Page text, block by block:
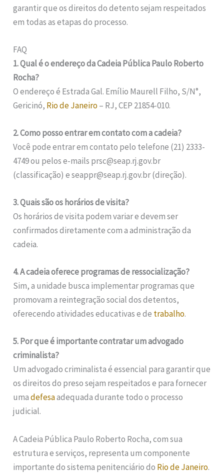
garantir que os direitos do detento sejam respeitados
em todas as etapas do processo.
FAQ
1. Qual é o endereço da Cadeia Pública Paulo Roberto
Rocha?
O endereço é Estrada Gal. Emílio Maurell Filho, S/N°,
Gericinó, Rio de Janeiro– RJ, CEP 21854-010.
2. Como posso entrar em contato com a cadeia?
Você pode entrar em contato pelo telefone (21) 2333-
4749 ou pelos e-mails prsc@seap.rj.gov.br
(classificação) e seappr@seap.rj.gov.br (direção).
3. Quais são os horários de visita?
Os horários de visita podem variar e devem ser
confirmados diretamente com a administração da
cadeia.
4. A cadeia oferece programas de ressocialização?
Sim, a unidade busca implementar programas que
promovam a reintegração social dos detentos,
oferecendo atividades educativas e de trabalho.
5. Por que é importante contratar um advogado
criminalista?
Um advogado criminalista é essencial para garantir que
os direitos do preso sejam respeitados e para fornecer
umadefesaadequada durante todo o processo
judicial.
A Cadeia Pública Paulo Roberto Rocha, com sua
estrutura e serviços, representa um componente
importante do sistema penitenciário do Rio de Janeiro.